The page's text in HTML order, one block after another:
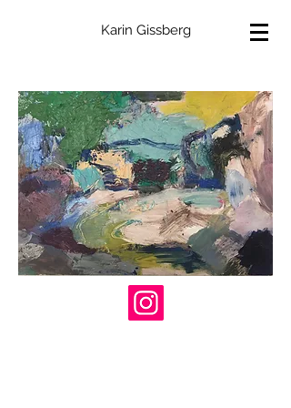
Karin Gissberg